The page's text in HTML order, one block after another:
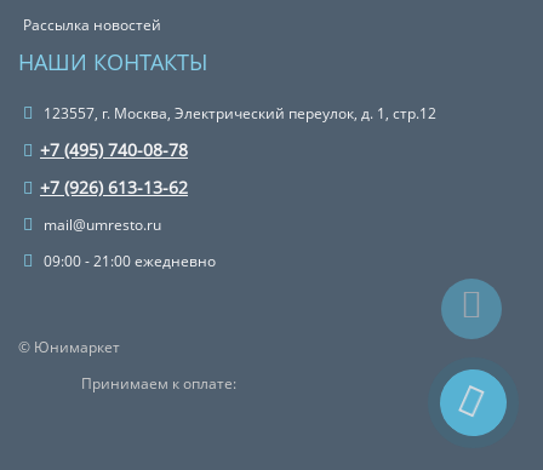
Рассылка новостей
НАШИ КОНТАКТЫ
123557, г. Москва, Электрический переулок, д. 1, стр.12
+7 (495) 740-08-78
+7 (926) 613-13-62
mail@umresto.ru
09:00 - 21:00 ежедневно
© Юнимаркет
Принимаем к оплате: